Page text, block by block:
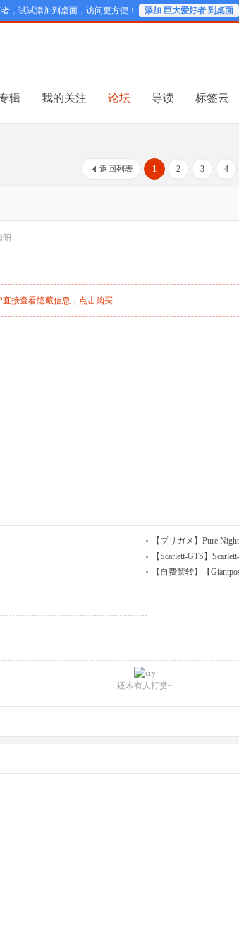
，试试添加到桌面，访问更方便！ 添加 巨大爱好者 到桌面
辑 我的关注 论坛 导读 标签云
1 2 3 4
返回列表
阳
接查看隐藏信息， 点击购买
【プリガメ】Pure
【Scarlett-GTS】
【自费禁转】【
还木有人打赏~